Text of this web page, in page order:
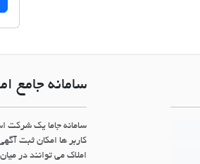
سامانه جامع
سامانه جاما یک شرکت
کاربر ها امکان ثبت
املاک می توانند در